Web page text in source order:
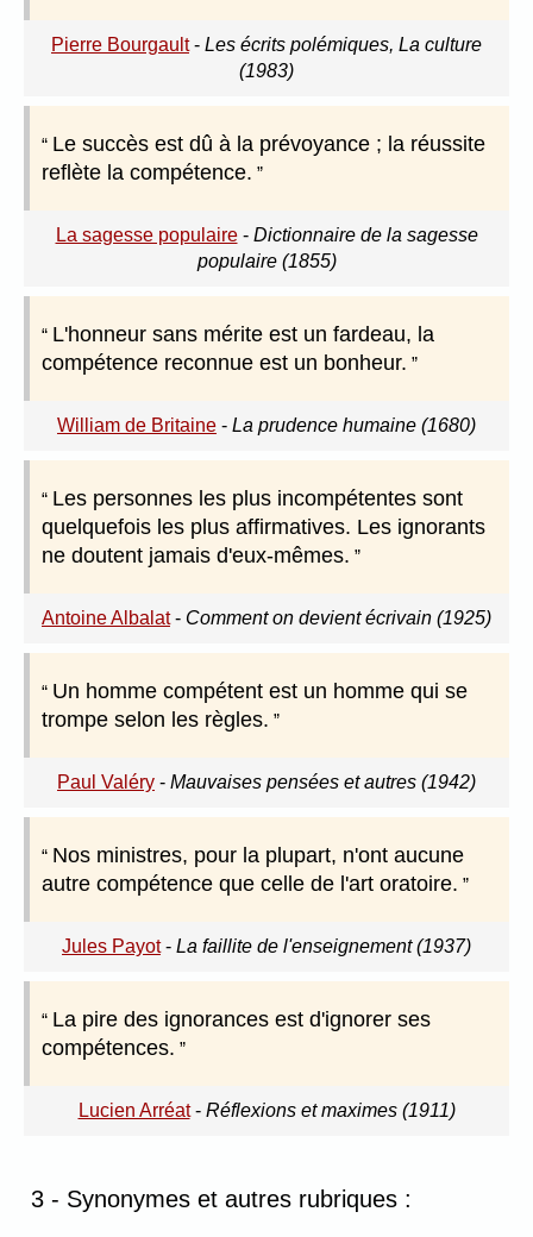
Pierre Bourgault- Les écrits polémiques, La culture
(1983)
Le succès est dû à la prévoyance ; la réussite
reflète la compétence.
La sagesse populaire- Dictionnaire de la sagesse
populaire (1855)
L'honneur sans mérite est un fardeau, la
compétence reconnue est un bonheur.
William de Britaine - La prudence humaine (1680)
Les personnes les plus incompétentes sont
quelquefois les plus affirmatives. Les ignorants
ne doutent jamais d'eux-mêmes.
Antoine Albalat- Comment on devient écrivain (1925)
Un homme compétent est un homme qui se
trompe selon les règles.
Paul Valéry - Mauvaises pensées et autres (1942)
Nos ministres, pour la plupart, n'ont aucune
autre compétence que celle de l'art oratoire.
Jules Payot- La faillite de l'enseignement (1937)
La pire des ignorances est d'ignorer ses
compétences.
Lucien Arréat- Réflexions et maximes (1911)
3 - Synonymes et autres rubriques :